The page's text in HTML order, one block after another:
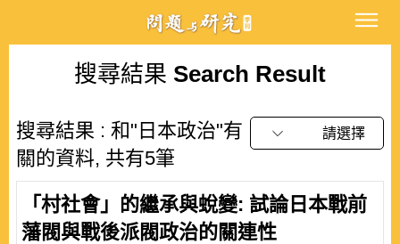
搜尋結果 Search Result
搜尋結果 : 和"日本政治"有
關的資料, 共有5筆
請選擇
「村社會」的繼承與蛻變: 試論日本戰前
藩閥與戰後派閥政治的關連性